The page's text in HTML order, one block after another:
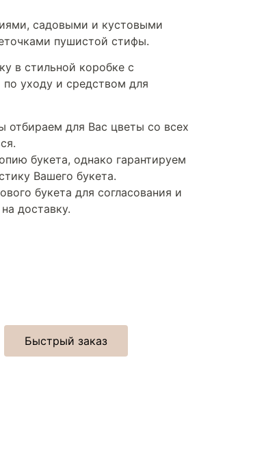
садовыми и кустовыми
пушистой стифы.
в стильной коробке с
уходу и средством для
отбираем для Вас цветы со всех
букета, однако гарантируем
Вашего букета.
букета для согласования и
доставку.
Быстрый заказ